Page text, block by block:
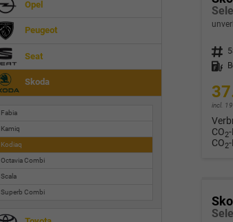
Fahrzeugnr.
Kraftstoff
incl.
CO2
CO2
Opel
Peugeot
Seat
Skoda
Fabia
Kamiq
Kodiaq
Octavia Combi
Scala
Superb Combi